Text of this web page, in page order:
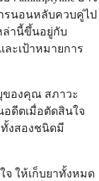
รนอนหลับควบคู่ไป
ล่านี้ขึ้นอยู่กับ
ะเป้าหมายการ
ของคุณ สภาวะ
ดีตเมื่อตัดสินใจ
ทั้งสองชนิดมี
จ ให้เก็บยาทั้งหมด